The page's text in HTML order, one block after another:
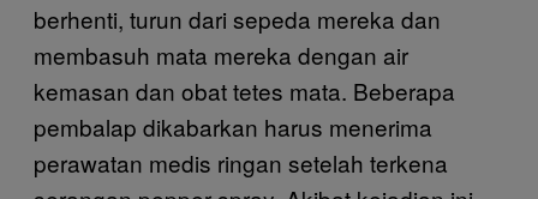
berhenti, turun dari sepeda mereka dan
membasuh mata mereka dengan air
kemasan dan obat tetes mata. Beberapa
pembalap dikabarkan harus menerima
perawatan medis ringan setelah terkena